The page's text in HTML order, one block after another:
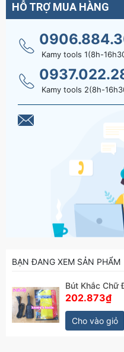
HỖ TRỢ MUA HÀNG
Kamy tools 1(8h-
Kamy tools 2(8h-
BẠN ĐANG XEM SẢN PHẨM
Bút Khắc Chữ
202.873₫
Cho vào giỏ